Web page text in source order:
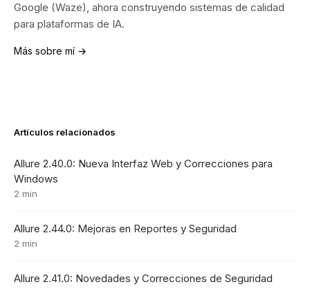
Google (Waze), ahora construyendo sistemas de calidad
para plataformas de IA.
Más sobre mí →
Artículos relacionados
Allure 2.40.0: Nueva Interfaz Web y Correcciones para
Windows
2 min
Allure 2.44.0: Mejoras en Reportes y Seguridad
2 min
Allure 2.41.0: Novedades y Correcciones de Seguridad